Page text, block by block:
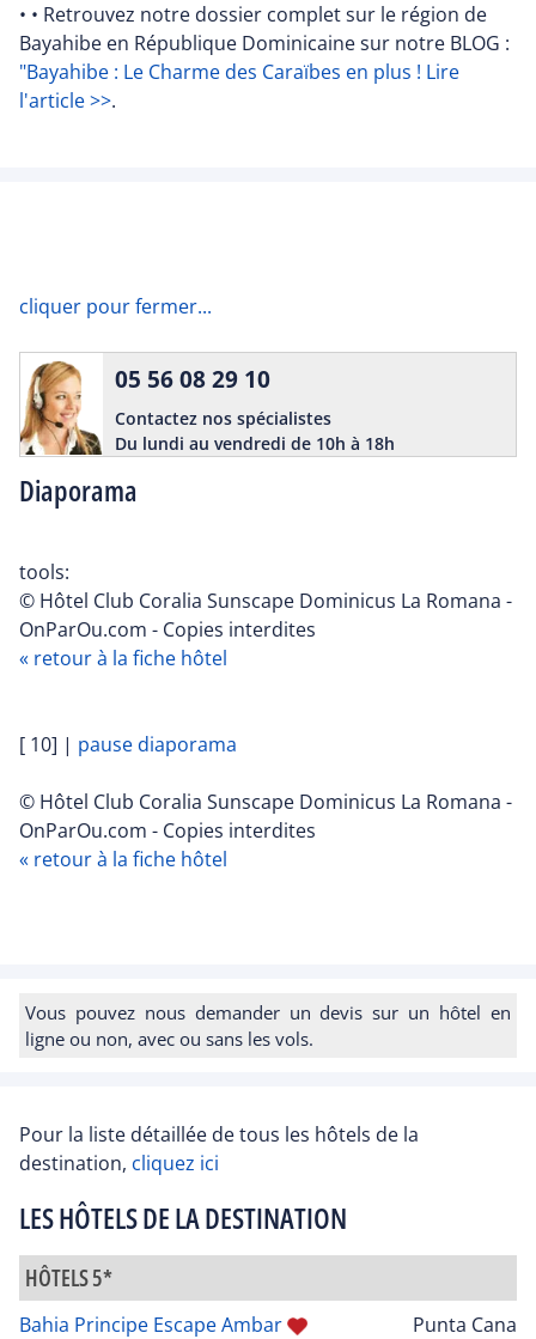
• • Retrouvez notre dossier complet sur le région de
Bayahibe en République Dominicaine sur notre BLOG :
"Bayahibe : Le Charme des Caraïbes en plus ! Lire
l'article >>.
cliquer pour fermer...
Diaporama
05 56 08 29 10
Contactez nos spécialistes
Du lundi au vendredi de 10h à 18h
tools:
© Hôtel Club Coralia Sunscape Dominicus La Romana -
OnParOu.com - Copies interdites
« retour à la fiche hôtel
[ 10] | pause diaporama
© Hôtel Club Coralia Sunscape Dominicus La Romana -
OnParOu.com - Copies interdites
« retour à la fiche hôtel
Vous pouvez nous demander un devis sur un hôtel en
ligne ou non, avec ou sans les vols.
Pour la liste détaillée de tous les hôtels de la
destination, cliquez ici
LES HÔTELS DE LA DESTINATION
HÔTELS 5*
Bahia Principe Escape Ambar
Punta Cana